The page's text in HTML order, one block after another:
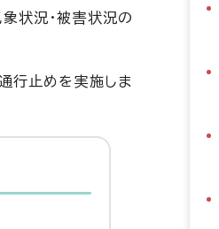
状況・被害状況の
行止めを実施しま